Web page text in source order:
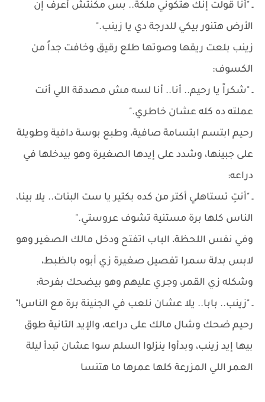
ـ "أنا قولت إنك هتكوني ملكة.. بس مكنتش أعرف إن
الأرض هتنور بيكي للدرجة دي يا زينب."
زينب بلعت ريقها وصوتها طلع رقيق وخافت جداً من
الكسوف:
ـ "شكراً يا رحيم.. أنا.. أنا لسه مش مصدقة اللي أنت
عملته ده كله عشان خاطري."
رحيم ابتسم ابتسامة صافية، وطبع بوسة دافية وطويلة
على جبينها، وشدد على إيدها الصغيرة وهو بيدخلها في
دراعه:
ـ "أنتِ تستاهلي أكتر من كده بكتير يا ست البنات.. يلا بينا،
الناس كلها برة مستنية تشوف عروستي."
وفي نفس اللحظة، الباب اتفتح ودخل مالك الصغير وهو
لابس بدلة سمرا تفصيل صغيرة زي أبوه بالظبط،
وشكله زي القمر، وجري عليهم وهو بيضحك بفرحة:
ـ "زينب.. بابا.. يلا عشان نلعب في الجنينة برة مع الناس!"
رحيم ضحك وشال مالك على دراعه، والإيد التانية طوق
بيها إيد زينب، وبدأوا ينزلوا السلم سوا عشان تبدأ ليلة
العمر اللي المزرعة كلها عمرها ما هتنسا